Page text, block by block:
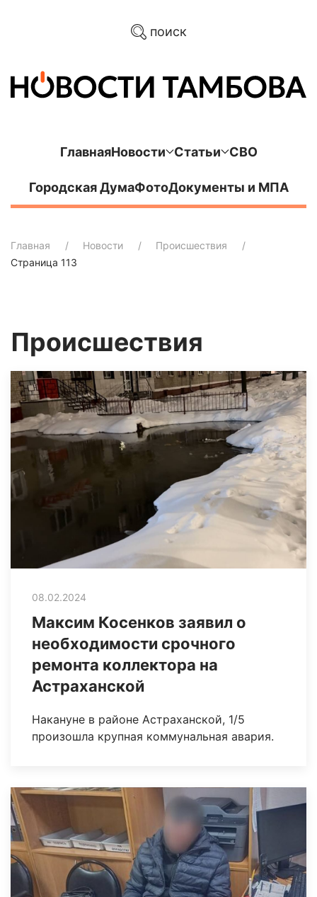
поиск
ГлавнаяНовости Статьи СВО
Городская ДумаФотоДокументы и МПА
Главная Новости
Происшествия
Страница 113
Происшествия
08.02.2024
Максим Косенков заявил о
необходимости срочного
ремонта коллектора на
Астраханской
Накануне в районе Астраханской, 1/5
произошла крупная коммунальная авария.